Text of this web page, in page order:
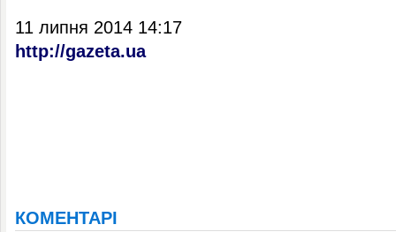
11 липня 2014 14:17
http://gazeta.ua
КОМЕНТАРІ